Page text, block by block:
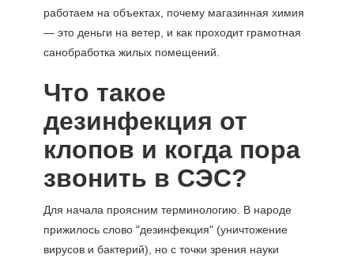
работаем на объектах, почему магазинная химия
— это деньги на ветер, и как проходит грамотная
санобработка жилых помещений.
Что такое
дезинфекция от
клопов и когда пора
звонить в СЭС?
Для начала проясним терминологию. В народе
прижилось слово "дезинфекция" (уничтожение
вирусов и бактерий), но с точки зрения науки